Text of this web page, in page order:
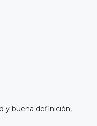
y buena definición,